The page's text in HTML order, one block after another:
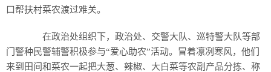
口帮扶村菜农渡过难关。
在政治处组织下，政治处、交警大队、巡特警大队等部
门警种民警辅警积极参与“爱心助农”活动。冒着凛冽寒风，他们
来到田间和菜农一起把大葱、辣椒、大白菜等农副产品分拣、称